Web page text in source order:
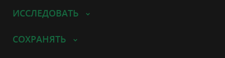
ИССЛЕДОВАТЬ
СОХРАНЯТЬ